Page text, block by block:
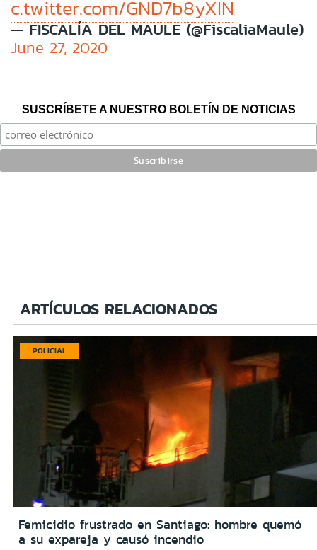
c.twitter.com/GND7b8yXIN
— FISCALÍA DEL MAULE (@FiscaliaMaule)
June 27, 2020
SUSCRÍBETE A NUESTRO BOLETÍN DE NOTICIAS
ARTÍCULOS RELACIONADOS
POLICIAL
Femicidio frustrado en Santiago: hombre quemó
a su expareja y causó incendio